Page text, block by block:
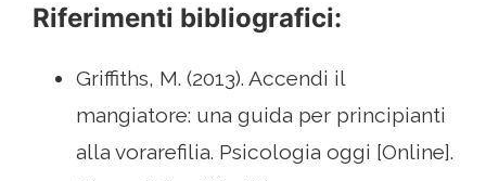
Riferimenti bibliografici:
Griffiths, M. (2013). Accendi il
mangiatore: una guida per principianti
alla vorarefilia. Psicologia oggi [Online].